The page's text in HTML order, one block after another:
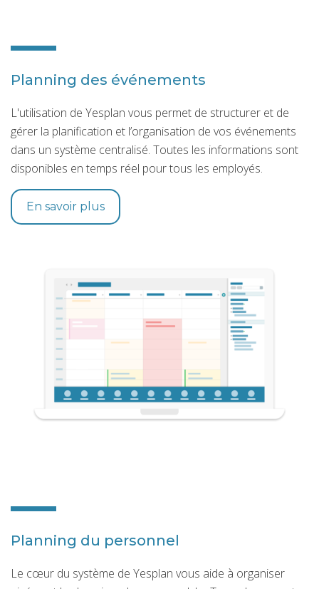
Planning des événements
L'utilisation de Yesplan vous permet de structurer et de
gérer la planification et l’organisation de vos événements
dans un système centralisé. Toutes les informations sont
disponibles en temps réel pour tous les employés.
En savoir plus
Planning du personnel
Le cœur du système de Yesplan vous aide à organiser